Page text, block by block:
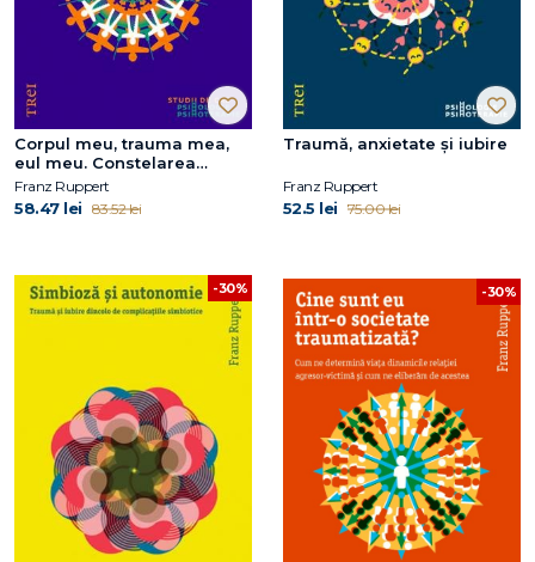
Corpul meu, trauma mea,
eul meu. Constelarea
intenției - eliberarea de
biografia traumatică
Franz Ruppert
58.47 lei 83.52 lei
Traumă, anxietate și iubire
Franz Ruppert
52.5 lei 75.00 lei
-30% -30%